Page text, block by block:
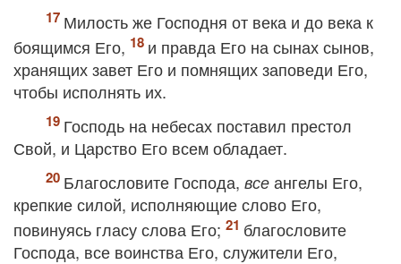
Милость же Господня от века и до века к
боящимся Его,
и правда Его на сынах сынов,
хранящих завет Его и помнящих заповеди Его,
чтобы исполнять их.
Господь на небесах поставил престол
Свой, и Царство Его всем обладает.
Благословите Господа, все ангелы Его,
крепкие силой, исполняющие слово Его,
повинуясь гласу слова Его;
благословите
Господа, все воинства Его, служители Его,